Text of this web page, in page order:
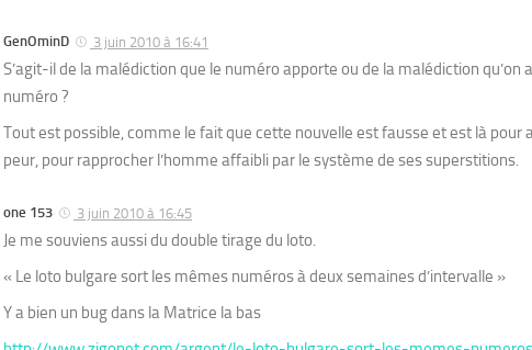
GenOminD 3 juin 2010 à 16:41
S’agit-il de la malédiction que le numéro apporte ou de la malédiction qu’on
numéro ?
Tout est possible, comme le fait que cette nouvelle est fausse et est là pour
peur, pour rapprocher l’homme affaibli par le système de ses superstitions.
one 153 3 juin 2010 à 16:45
Je me souviens aussi du double tirage du loto.
« Le loto bulgare sort les mêmes numéros à deux semaines d’intervalle »
Y a bien un bug dans la Matrice la bas